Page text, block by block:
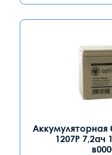
Аккумуляторная
1207P 7,2ач